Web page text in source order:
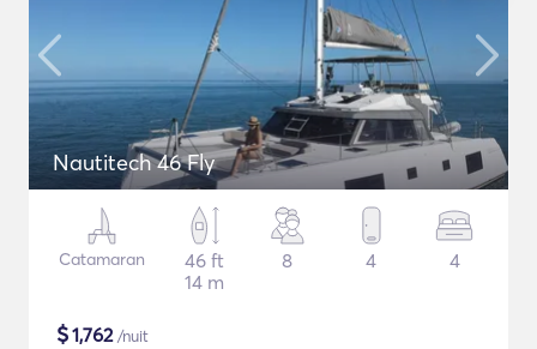
Nautitech 46 Fly
Catamaran
46 ft
14 m
8 4 4
$1,762/nuit